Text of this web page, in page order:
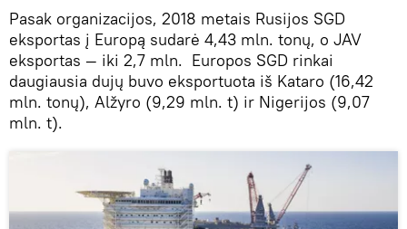
Pasak organizacijos, 2018 metais Rusijos SGD
eksportas į Europą sudarė 4,43 mln. tonų, o JAV
eksportas — iki 2,7 mln. Europos SGD rinkai
daugiausia dujų buvo eksportuota iš Kataro (16,42
mln. tonų), Alžyro (9,29 mln. t) ir Nigerijos (9,07
mln. t).